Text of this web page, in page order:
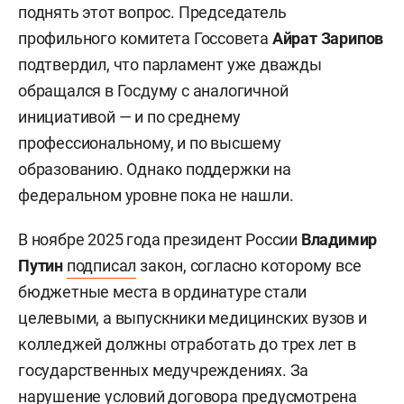
поднять этот вопрос. Председатель
профильного комитета Госсовета Айрат Зарипов
подтвердил, что парламент уже дважды
обращался в Госдуму с аналогичной
инициативой — и по среднему
профессиональному, и по высшему
образованию. Однако поддержки на
федеральном уровне пока не нашли.
В ноябре 2025 года президент России Владимир
Путин подписал закон, согласно которому все
бюджетные места в ординатуре стали
целевыми, а выпускники медицинских вузов и
колледжей должны отработать до трех лет в
государственных медучреждениях. За
нарушение условий договора предусмотрена